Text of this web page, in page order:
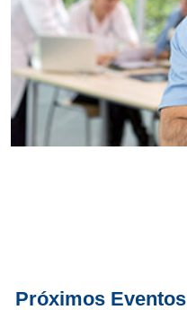
Próximos Eventos